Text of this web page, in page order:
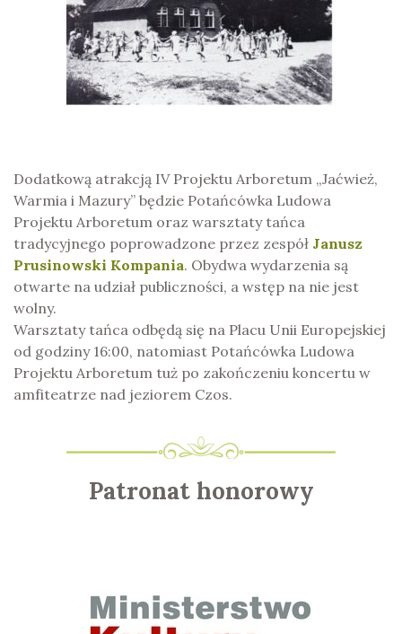
Dodatkową atrakcją IV Projektu Arboretum „Jaćwież,
Warmia i Mazury” będzie Potańcówka Ludowa
Projektu Arboretum oraz warsztaty tańca
tradycyjnego poprowadzone przez zespół Janusz
Prusinowski Kompania. Obydwa wydarzenia są
otwarte na udział publiczności, a wstęp na nie jest
wolny.
Warsztaty tańca odbędą się na Placu Unii Europejskiej
od godziny 16:00, natomiast Potańcówka Ludowa
Projektu Arboretum tuż po zakończeniu koncertu w
amfiteatrze nad jeziorem Czos.
Patronat honorowy